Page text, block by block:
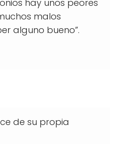
hay unos peores
malos
alguno bueno”.
de su propia